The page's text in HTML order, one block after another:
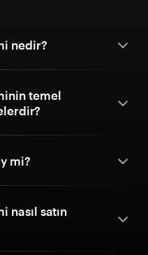
nedir?
temel
mi?
nasıl satın